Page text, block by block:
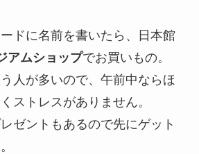
ドに名前を書いたら、日本館
アムショップでお買いもの。
人が多いので、午前中ならほ
ストレスがありません。
ゼントもあるので先にゲット